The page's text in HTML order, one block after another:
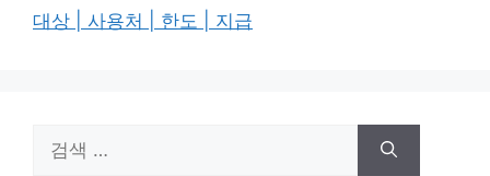
대상 | 사용처 | 한도 | 지급
색: